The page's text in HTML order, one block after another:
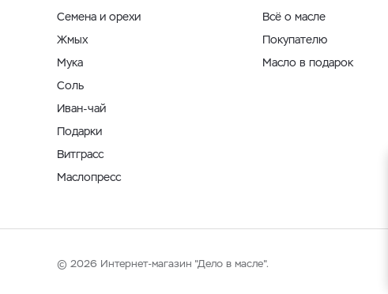
Семена и орехи
Жмых
Мука
Соль
Иван-чай
Подарки
Витграсс
Маслопресс
Всё о масле
Покупателю
Масло в подарок
© 2026 Интернет-магазин "Дело в масле".